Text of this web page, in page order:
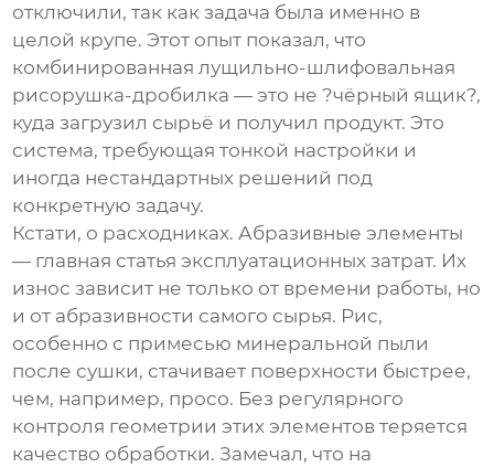
отключили, так как задача была именно в
целой крупе. Этот опыт показал, что
комбинированная лущильно-шлифовальная
рисорушка-дробилка — это не ?чёрный ящик?,
куда загрузил сырьё и получил продукт. Это
система, требующая тонкой настройки и
иногда нестандартных решений под
конкретную задачу.
Кстати, о расходниках. Абразивные элементы
— главная статья эксплуатационных затрат. Их
износ зависит не только от времени работы, но
и от абразивности самого сырья. Рис,
особенно с примесью минеральной пыли
после сушки, стачивает поверхности быстрее,
чем, например, просо. Без регулярного
контроля геометрии этих элементов теряется
качество обработки. Замечал, что на